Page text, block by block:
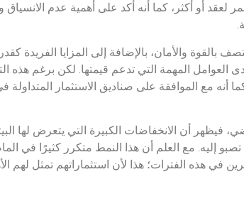
لعقد أو أكثر، كما أنه أكد على أهمية عدم
والأمان، بالإضافة إلى المزايا الفريدة
المهمة التي تدعم قيمتها. لكن برغم هذه
أنه مع الموافقة على صناديق الاستثمار المتداولة
فيظهر أن الانخفاضات الكبيرة التي يتعرض لها
إليه. مع العلم أن هذا النمط متكرر كثيرًا في
في هذه الفترات؛ هذا لأن استثماراتهم تمثل لهم